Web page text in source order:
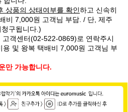
상품의 상태여부를 확인하고 신속히
비 7,000원 고객님 부담. / 단, 제주
구됩니다.)
객센터(02-522-0869)로 연락주시
용 및 왕복 택배비 7,000원 고객님 부
만 가능합니다.